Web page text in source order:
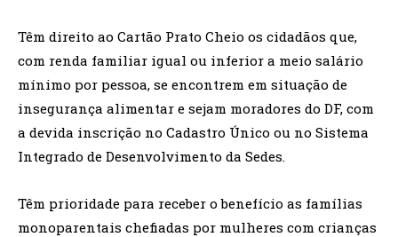
Têm direito ao Cartão Prato Cheio os cidadãos que,
com renda familiar igual ou inferior a meio salário
mínimo por pessoa, se encontrem em situação de
insegurança alimentar e sejam moradores do DF, com
a devida inscrição no Cadastro Único ou no Sistema
Integrado de Desenvolvimento da Sedes.
Têm prioridade para receber o benefício as famílias
monoparentais chefiadas por mulheres com crianças